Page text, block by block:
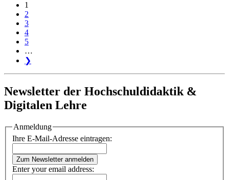
1
2
3
4
5
…
❯
Newsletter der Hochschuldidaktik &
Digitalen Lehre
Anmeldung
Ihre E-Mail-Adresse eintragen:
Zum Newsletter anmelden
Enter your email address: